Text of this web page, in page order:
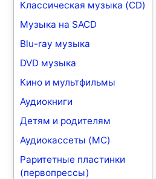
Классическая музыка (CD)
Музыка на SACD
Blu-ray музыка
DVD музыка
Кино и мультфильмы
Аудиокниги
Детям и родителям
Аудиокассеты (MC)
Раритетные пластинки
(первопрессы)